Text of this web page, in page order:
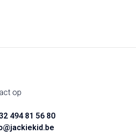
op
494 81 56 80